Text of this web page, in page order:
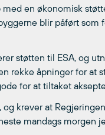
med en økonomisk
blir påført som
støtten til ESA, og
rekke åpninger for at
for at tiltaket
krever at
mandags morgen